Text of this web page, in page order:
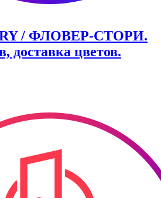
/ ФЛОВЕР-СТОРИ.
доставка цветов.